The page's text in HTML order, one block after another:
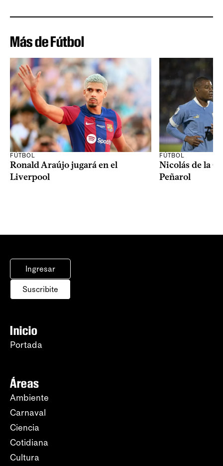
Más de Fútbol
FÚTBOL
Ronald Araújo jugará en el
Liverpool
FÚTBOL
Nicolás de la
Peñarol
Ingresar
Suscribite
Inicio
Portada
Áreas
Ambiente
Carnaval
Ciencia
Cotidiana
Cultura